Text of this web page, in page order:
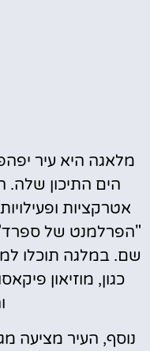
מלאגה היא עיר
הים התיכון
אטרקציות
"הפרלמנט של
שם. במלגה תוכלו
כגון, מוזיאון
נוסף, העיר מציעה